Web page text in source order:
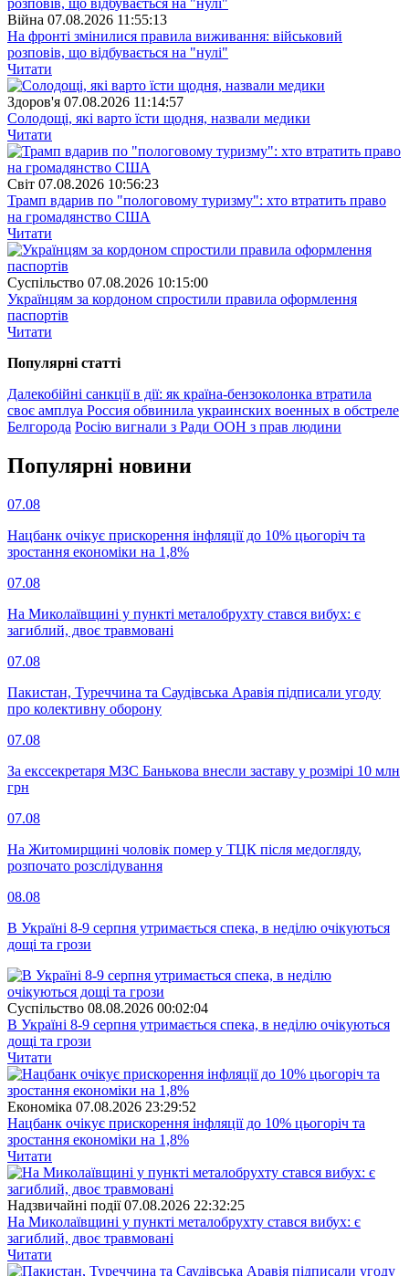
Війна 07.08.2026 11:55:13
На фронті змінилися правила виживання: військовий
розповів, що відбувається на "нулі"
Читати
Здоров'я 07.08.2026 11:14:57
Солодощі, які варто їсти щодня, назвали медики
Читати
Свiт 07.08.2026 10:56:23
Трамп вдарив по "пологовому туризму": хто втратить право
на громадянство США
Читати
Суспiльство 07.08.2026 10:15:00
Українцям за кордоном спростили правила оформлення
паспортів
Читати
Популярнi статтi
Далекобійні санкції в дії: як країна-бензоколонка втратила
своє амплуа Россия обвинила украинских военных в обстреле
Белгорода Росію вигнали з Ради ООН з прав людини
Популярнi новини
07.08
Нацбанк очікує прискорення інфляції до 10% цьогоріч та
зростання економіки на 1,8%
07.08
На Миколаївщині у пункті металобрухту стався вибух: є
загиблий, двоє травмовані
07.08
Пакистан, Туреччина та Саудівська Аравія підписали угоду
про колективну оборону
07.08
За екссекретаря МЗС Банькова внесли заставу у розмірі 10 млн
грн
07.08
На Житомирщині чоловік помер у ТЦК після медогляду,
розпочато розслідування
08.08
В Україні 8-9 серпня утримається спека, в неділю очікуються
дощі та грози
Суспiльство 08.08.2026 00:02:04
В Україні 8-9 серпня утримається спека, в неділю очікуються
дощі та грози
Читати
Економіка 07.08.2026 23:29:52
Нацбанк очікує прискорення інфляції до 10% цьогоріч та
зростання економіки на 1,8%
Читати
Надзвичайні події 07.08.2026 22:32:25
На Миколаївщині у пункті металобрухту стався вибух: є
загиблий, двоє травмовані
Читати